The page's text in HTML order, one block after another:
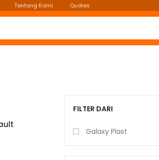
Tentang Kami Quotes
FILTER DARI
Galaxy Plast